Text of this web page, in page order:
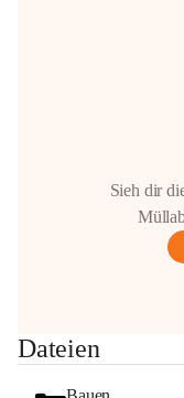
anrainer-
Bei Fragen, Anliegen
Die OMV wird im Zuge
Sieh dir
Dateien